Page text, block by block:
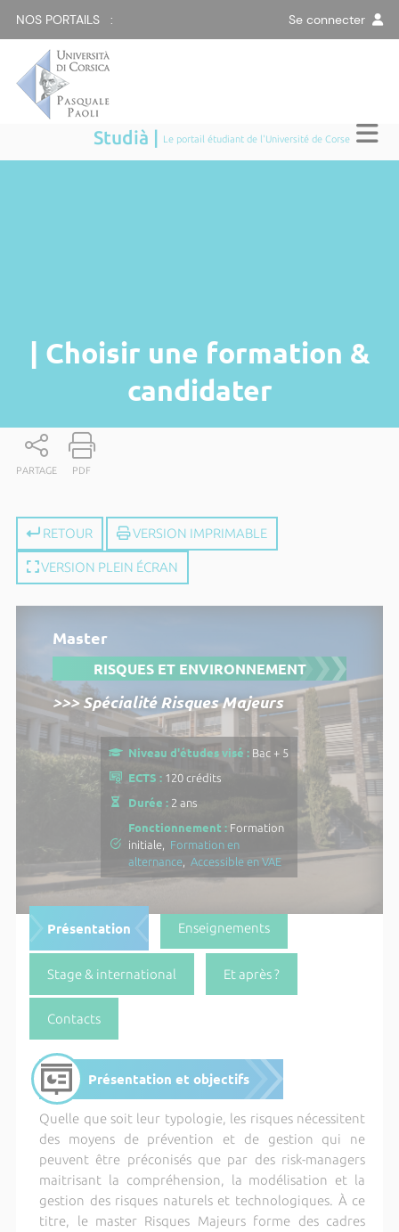
NOS PORTAILS : Se connecter
Studià | Le portail étudiant de l'Université de Corse
| Choisir une formation &
candidater
PARTAGE PDF
RETOUR VERSION IMPRIMABLE
VERSION PLEIN ÉCRAN
Master
RISQUES ET ENVIRONNEMENT
>>> Spécialité Risques Majeurs
Niveau d'études visé : Bac + 5
ECTS : 120 crédits
Durée : 2 ans
Fonctionnement : Formation
initiale, Formation en
alternance
Accessible en VAE
Présentation Enseignements
Stage & international Et après ?
Contacts
Présentation et objectifs
Quelle que soit leur typologie, les risques nécessitent
des moyens de prévention et de gestion qui ne
peuvent être préconisés que par des risk-managers
maitrisant la compréhension, la modélisation et la
gestion des risques naturels et technologiques. À ce
titre, le master Risques Majeurs forme des cadres